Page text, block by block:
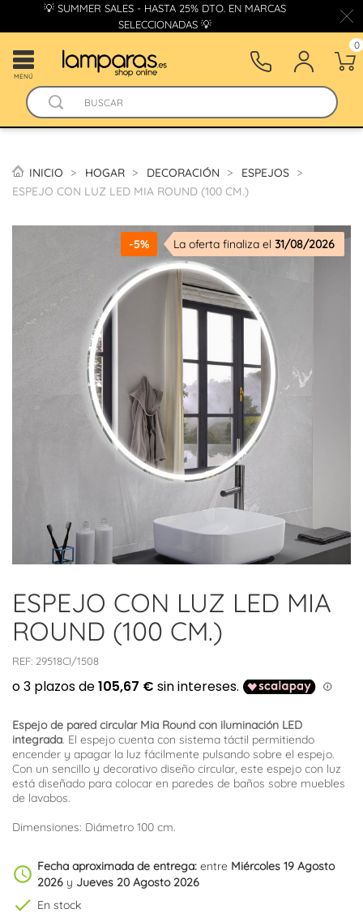
💡 SUMMER SALES - HASTA 25% DTO. EN MARCAS
SELECCIONADAS 💡
MENÚ
0
INICIO HOGAR DECORACIÓN
ESPEJOS
ESPEJO CON LUZ LED MIA ROUND (100 CM.)
-5% La oferta finaliza el 31/08/2026
ESPEJO CON LUZ LED MIA
ROUND (100 CM.)
REF: 29518CI/1508
Espejo de pared circular Mia Round con iluminación LED
integrada. El espejo cuenta con sistema táctil permitiendo
encender y apagar la luz fácilmente pulsando sobre el espejo.
Con un sencillo y decorativo diseño circular, este espejo con luz
está diseñado para colocar en paredes de baños sobre muebles
de lavabos.
Dimensiones: Diámetro 100 cm.
schedule Fecha aproximada de entrega: entre Miércoles 19 Agosto
2026 y Jueves 20 Agosto 2026
check En stock